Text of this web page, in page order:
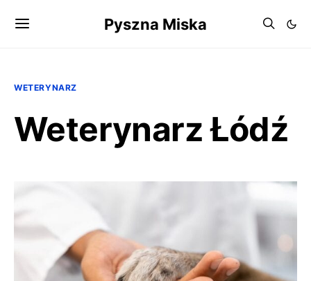
Pyszna Miska
WETERYNARZ
Weterynarz Łódź